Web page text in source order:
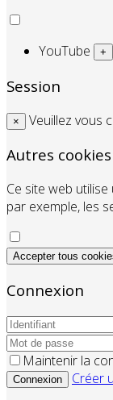
YouTube +
Session
× Veuillez vous
Autres cookies
Ce site web
par exemple, les
Accepter tous
Connexion
Maintenir la
Connexion
Créer